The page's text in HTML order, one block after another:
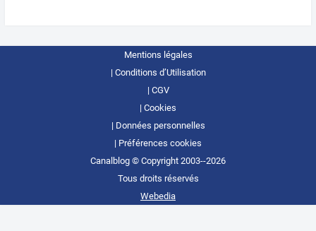
Mentions légales
Conditions d’Utilisation
CGV
Cookies
Données personnelles
Préférences cookies
Canalblog © Copyright 2003--2026
Tous droits réservés
Webedia